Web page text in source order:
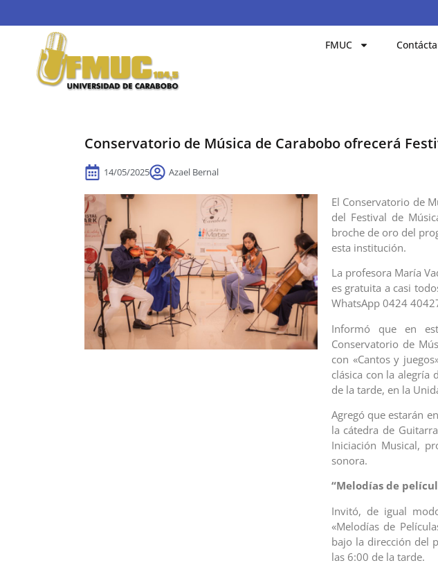
FMUC
Conservatorio de Música de Carabobo ofrecerá
14/05/2025 Azael Bernal
El Conservatorio de
del Festival de
broche de oro del
esta institución.
La profesora María
es gratuita a casi
WhatsApp 0424
Informó que en
Conservatorio de
con «Cantos y
clásica con la alegría
de la tarde, en la
Agregó que estarán
la cátedra de
Iniciación Musical,
sonora.
“Melodías de
Invitó, de igual
«Melodías de
bajo la dirección del
las 6:00 de la tarde.